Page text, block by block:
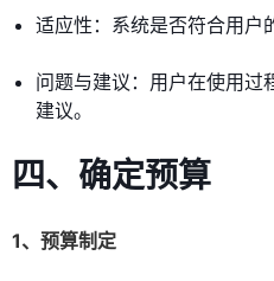
适应性：系统是否符合用户
问题与建议：用户在使用过
建议。
四、确定预算
1、预算制定